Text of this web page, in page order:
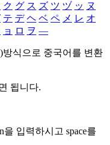
ク グ ス ズ ツ ヅ ッ ヌ
テ デ ヘ ベ ペ メ レ オ
ョ ロ ヲ ―
방식으로 중국어를 변환
됩니다.
을 입력하시고 space를